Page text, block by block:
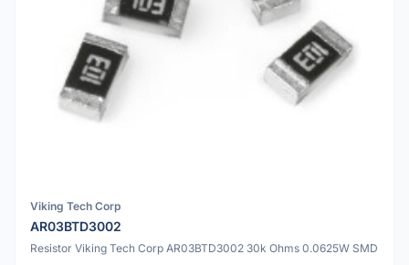
Viking Tech Corp
AR03BTD3002
Resistor Viking Tech Corp AR03BTD3002 30k Ohms 0.0625W SMD